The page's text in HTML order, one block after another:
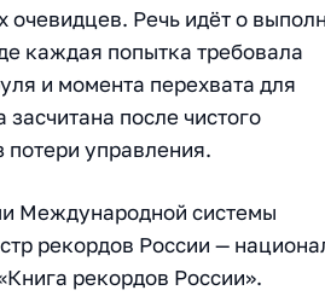
очевидцев. Речь идёт о
каждая попытка требовала
и момента перехвата для
после чистого
потери управления.
Международной системы
рекордов России —
рекордов России».